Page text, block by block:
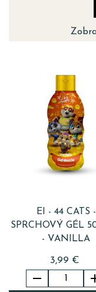
EI - 44 CATS -
SPRCHOVÝ GÉL
- VANILLA
3,99 €
